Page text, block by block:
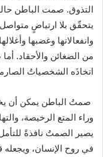
التذوق. صمت الباطن
يتحقّق بلا ارتياضٍ
وانفعالاتها وغضبها
من الضغائن والأحقاد.
اتخاذَه الشخصياتُ
صمتُ الباطن يمكن ‏أن
وراء المتع الرخيصة،
يصير الصمتُ نافذةً
في روح الإنسان،